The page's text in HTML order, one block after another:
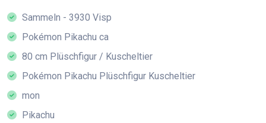
Sammeln - 3930 Visp
Pokémon Pikachu ca
80 cm Plüschfigur / Kuscheltier
Pokémon Pikachu Plüschfigur Kuscheltier
mon
Pikachu